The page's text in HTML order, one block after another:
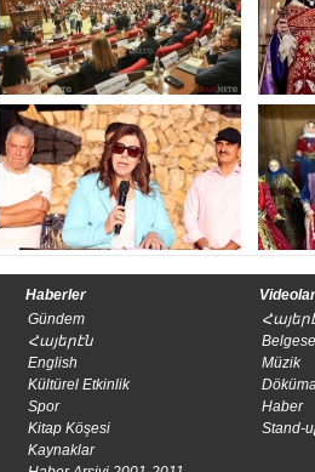
Haberler
Gündem
Հայերէն
English
Kültürel Etkinlik
Spor
Kitap Köşesi
Kaynaklar
Videolar
Müzik
Haber
Stand-